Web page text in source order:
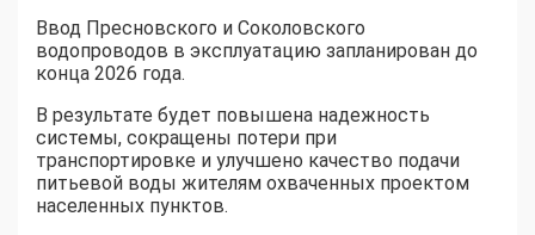
Ввод Пресновского и Соколовского
водопроводов в эксплуатацию запланирован до
конца 2026 года.
В результате будет повышена надежность
системы, сокращены потери при
транспортировке и улучшено качество подачи
питьевой воды жителям охваченных проектом
населенных пунктов.